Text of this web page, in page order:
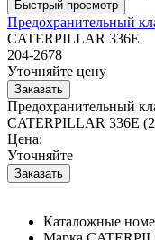
Предохранительный
CATERPILLAR 336E
204-2678
Уточняйте цену
Предохранительный
CATERPILLAR 336E
Цена:
Уточняйте
Каталожные